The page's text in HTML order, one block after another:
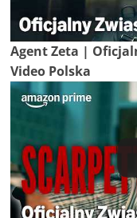
Agent Zeta |
Video Polska